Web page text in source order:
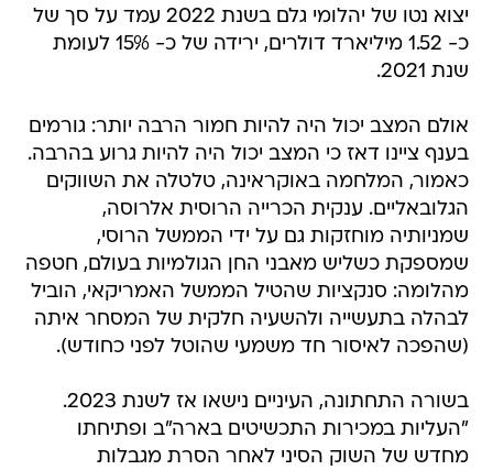
יצוא נטו של יהלומי גלם בשנת 2022 עמד על סך של
כ- 1.52 מיליארד דולרים, ירידה של כ- 15% לעומת
שנת 2021.
אולם המצב יכול היה להיות חמור הרבה יותר: גורמים
בענף ציינו דאז כי המצב יכול היה להיות גרוע בהרבה.
כאמור, המלחמה באוקראינה, טלטלה את השווקים
הגלובאליים. ענקית הכרייה הרוסית אלרוסה,
שמניותיה מוחזקות גם על ידי הממשל הרוסי,
שמספקת כשליש מאבני החן הגולמיות בעולם, חטפה
מהלומה: סנקציות שהטיל הממשל האמריקאי, הוביל
לבהלה בתעשייה ולהשעיה חלקית של המסחר איתה
(שהפכה לאיסור חד משמעי שהוטל לפני כחודש).
בשורה התחתונה, העיניים נישאו אז לשנת 2023.
"העליות במכירות התכשיטים בארה"ב ופתיחתו
מחדש של השוק הסיני לאחר הסרת מגבלות